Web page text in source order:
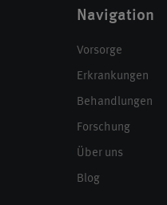
Navigation
Vorsorge
Erkrankungen
Behandlungen
Forschung
Über uns
Blog